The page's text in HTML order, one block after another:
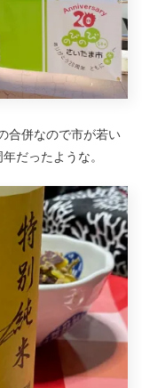
合併なので市が若い
だったような。